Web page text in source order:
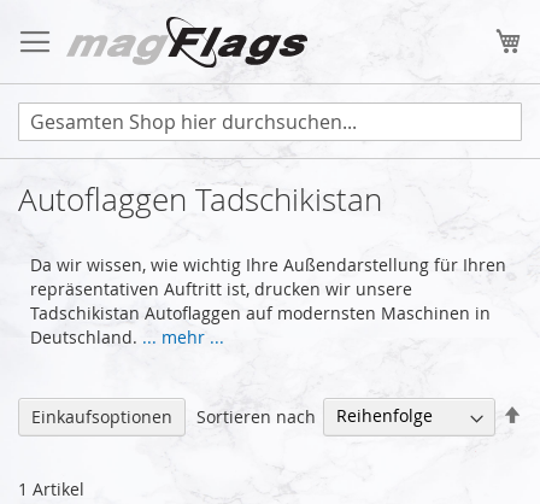
Inhalt
springen
Autoflaggen Tadschikistan
Da wir wissen, wie wichtig Ihre Außendarstellung für Ihren
repräsentativen Auftritt ist, drucken wir unsere
Tadschikistan Autoflaggen auf modernsten Maschinen in
Deutschland. ... mehr ...
1 Artikel
Sortieren nach
Einkaufsoptionen